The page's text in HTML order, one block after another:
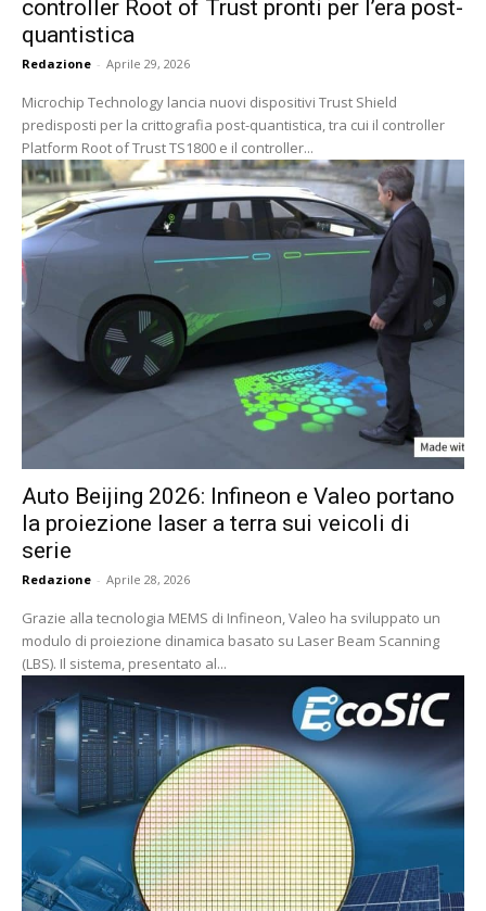
controller Root of Trust pronti per l’era post-
quantistica
Redazione - Aprile 29, 2026
Microchip Technology lancia nuovi dispositivi Trust Shield
predisposti per la crittografia post-quantistica, tra cui il controller
Platform Root of Trust TS1800 e il controller...
Auto Beijing 2026: Infineon e Valeo portano
la proiezione laser a terra sui veicoli di
serie
Redazione - Aprile 28, 2026
Grazie alla tecnologia MEMS di Infineon, Valeo ha sviluppato un
modulo di proiezione dinamica basato su Laser Beam Scanning
(LBS). Il sistema, presentato al...